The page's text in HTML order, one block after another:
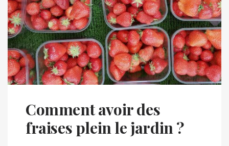
Comment avoir des
fraises plein le jardin ?